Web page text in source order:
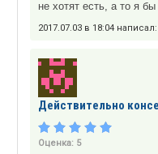
не хотят есть, а то я
2017.07.03 в 18:04 написал:
Действительно
Оценка: 5